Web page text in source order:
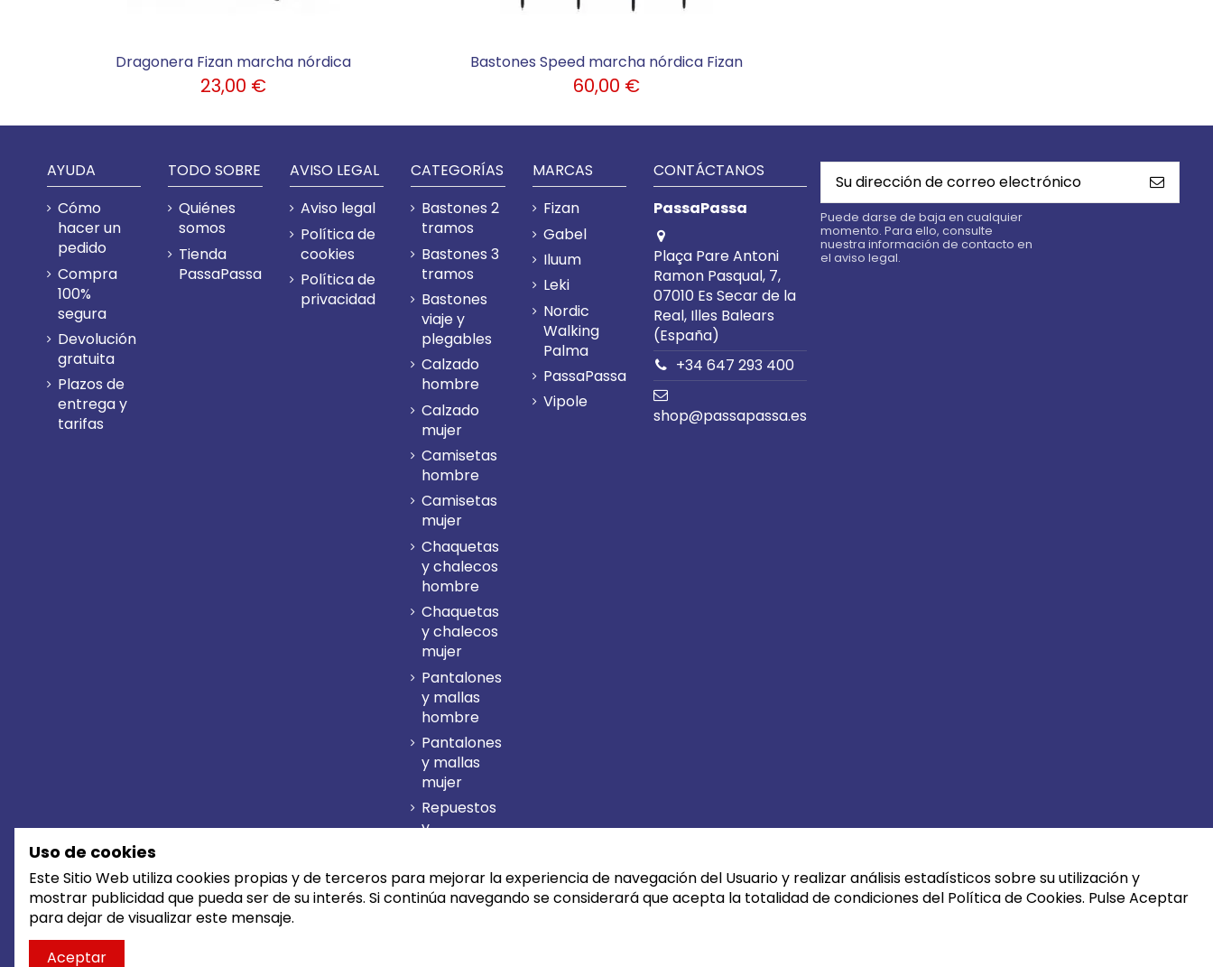
Dragonera Fizan marcha nórdica
23,00 €
Bastones Speed marcha nórdica Fizan
60,00 €
AYUDA
Cómo
hacer un
pedido
Compra
100%
segura
Devolución
gratuita
Plazos de
entrega y
tarifas
TODO SOBRE
Quiénes
somos
Tienda
PassaPassa
AVISO LEGAL
Aviso legal
Política de
cookies
Política de
privacidad
CATEGORÍAS
Bastones 2
tramos
Bastones 3
tramos
Bastones
viaje y
plegables
Calzado
hombre
Calzado
mujer
Camisetas
hombre
Camisetas
mujer
Chaquetas
y chalecos
hombre
Chaquetas
y chalecos
mujer
Pantalones
y mallas
hombre
Pantalones
y mallas
mujer
Repuestos
y
bastones
Sudaderas
MARCAS
Fizan
Gabel
Iluum
Leki
Nordic
Walking
Palma
PassaPassa
Vipole
CONTÁCTANOS
PassaPassa
Plaça Pare Antoni
Ramon Pasqual, 7,
07010 Es Secar de la
Real, Illes Balears
(España)
+34 647 293 400
shop@passapassa.es
Puede darse de baja en cualquier
momento. Para ello, consulte
nuestra información de contacto en
el aviso legal.
Uso de cookies
Este Sitio Web utiliza cookies propias y de terceros para mejorar la experiencia de navegación del Usuario y realizar análisis estadísticos sobre su utilización y
mostrar publicidad que pueda ser de su interés. Si continúa navegando se considerará que acepta la totalidad de condiciones del Política de Cookies. Pulse Aceptar
para dejar de visualizar este mensaje.
Aceptar